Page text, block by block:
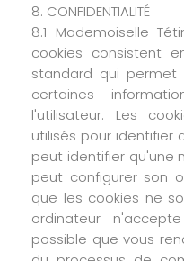
8. CONFIDENTIALITÉ
8.1 Mademoiselle
cookies consistent
standard qui
certaines
l'utilisateur. Les
utilisés pour identifier
peut identifier qu'une
peut configurer son
que les cookies ne
ordinateur
possible que vous